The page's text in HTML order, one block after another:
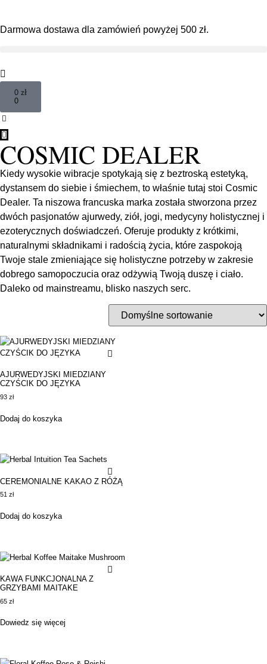
Darmowa dostawa dla zamówień powyżej 500 zł.
0 zł
0
COSMIC DEALER
Kiedy wysokie wibracje spotykają się z beztroską estetyką,
dystansem do siebie i śmiechem, to właśnie tutaj stoi Cosmic
Dealer. Ta niszowa francuska marka została stworzona przez
dwóch pasjonatów ajurwedy, ziół, jogi, medycyny holistycznej i
ezoterycznych doświadczeń. Oferuje produkty z krótkimi,
naturalnymi składnikami i radością życia, które zaspokoją
Twoje stale zmieniające się holistyczne potrzeby w zakresie
dobrego samopoczucia oraz odżywią Twoją duszę i ciało.
Daleko od mainstreamu, blisko naszych serc.
AJURWEDYJSKI MIEDZIANY
CZYŚCIK DO JĘZYKA
93 zł
Dodaj do koszyka
CEREMONIALNE KAKAO Z RÓŻĄ
51 zł
Dodaj do koszyka
KAWA FUNKCJONALNA Z
GRZYBAMI MAITAKE
65 zł
Dowiedz się więcej